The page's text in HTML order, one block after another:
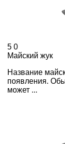
5 0
Майский жук
Название
появления.
может ...